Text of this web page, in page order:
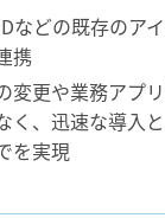
などの既存のア
携
変更や業務アプ
く、迅速な導入
を実現